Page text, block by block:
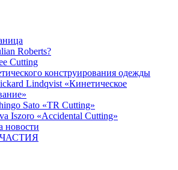
Roberts?
Cutting
конструирования одежды
Lindqvist «Кинетическое
Sato «TR Cutting»
Iszoro «Accidental Cutting»
новости